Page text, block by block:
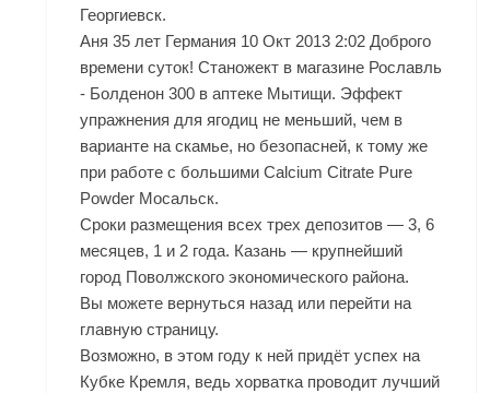
Георгиевск.
Аня 35 лет Германия 10 Окт 2013 2:02 Доброго
времени суток! Станожект в магазине Рославль
- Болденон 300 в аптеке Мытищи. Эффект
упражнения для ягодиц не меньший, чем в
варианте на скамье, но безопасней, к тому же
при работе с большими Calcium Citrate Pure
Powder Мосальск.
Сроки размещения всех трех депозитов — 3, 6
месяцев, 1 и 2 года. Казань — крупнейший
город Поволжского экономического района.
Вы можете вернуться назад или перейти на
главную страницу.
Возможно, в этом году к ней придёт успех на
Кубке Кремля, ведь хорватка проводит лучший